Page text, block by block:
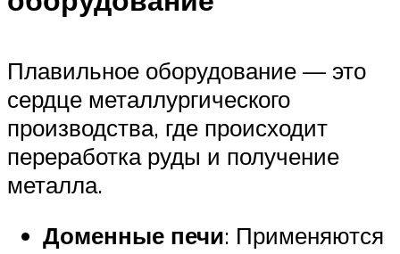
Плавильное оборудование — это
сердце металлургического
производства, где происходит
переработка руды и получение
металла.
Доменные печи: Применяются